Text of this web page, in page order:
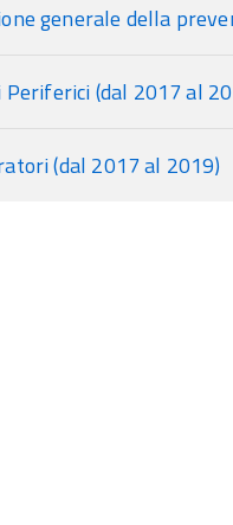
generale della
(dal 2017 al
(dal 2017 al 2019)